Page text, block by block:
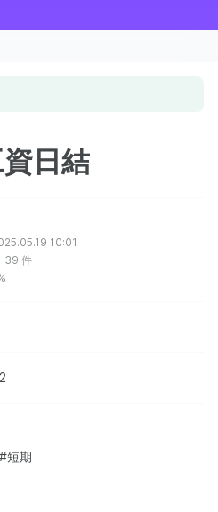
日結
10:01
39 件
短期